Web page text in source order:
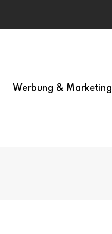
Werbung & Marketing